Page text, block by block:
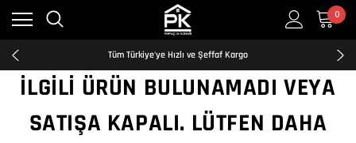
0
Kredi Kartına Taksit İmkanı
2500₺ ve Üzeri Ücretsiz Kargo
Tüm Türkiye'ye Hızlı ve Şeffaf Kargo
Kredi Kartına Taksit İmkanı
2500₺ ve Üzeri Ücretsiz Kargo
Kredi Kartına Taksit İmkanı
İLGILI ÜRÜN BULUNAMADI VEYA
SATIŞA KAPALI. LÜTFEN DAHA